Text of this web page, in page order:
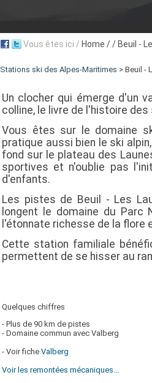
Vous êtes ici / Home / / Beuil -
Stations ski des Alpes-Maritimes > Beuil -
Un clocher qui émerge d'un
colline, le livre de l'histoire
Vous êtes sur le domaine
pratique aussi bien le ski
fond sur le plateau des
sportives et n'oublie pas
d'enfants.
Les pistes de Beuil - Les
longent le domaine du Parc
l'étonnate richesse de la flore
Cette station familiale
permettent de se hisser au
Quelques chiffres
- Plus de 90 km de pistes
- Domaine commun avec Valberg
- Voir fiche Valberg
Voir les remontées mécaniques...